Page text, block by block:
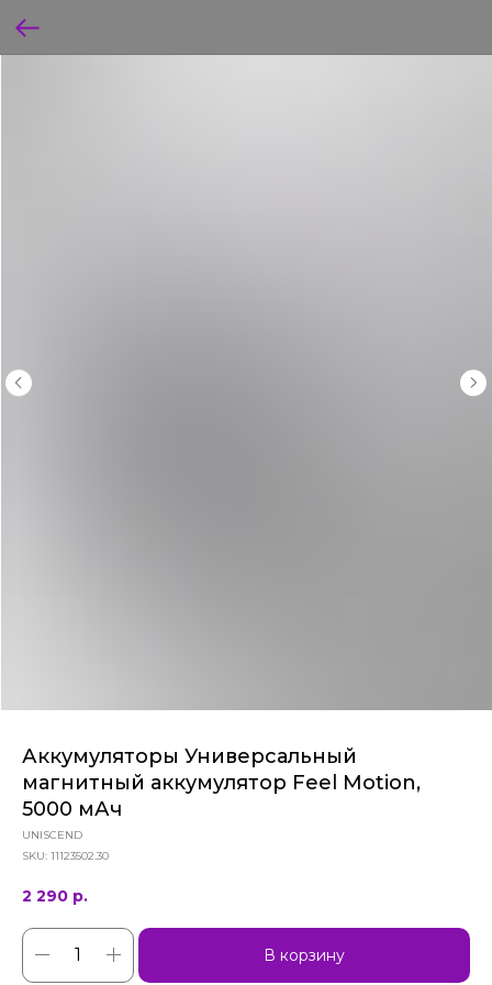
Аккумуляторы Универсальный
магнитный аккумулятор Feel Motion,
5000 мАч
UNISCEND
SKU: 11123502.30
2 290 р.
В корзину